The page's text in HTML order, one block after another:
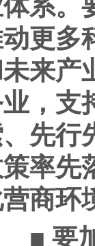
系。
更多
来产
，支
先行
率先
商环
要加